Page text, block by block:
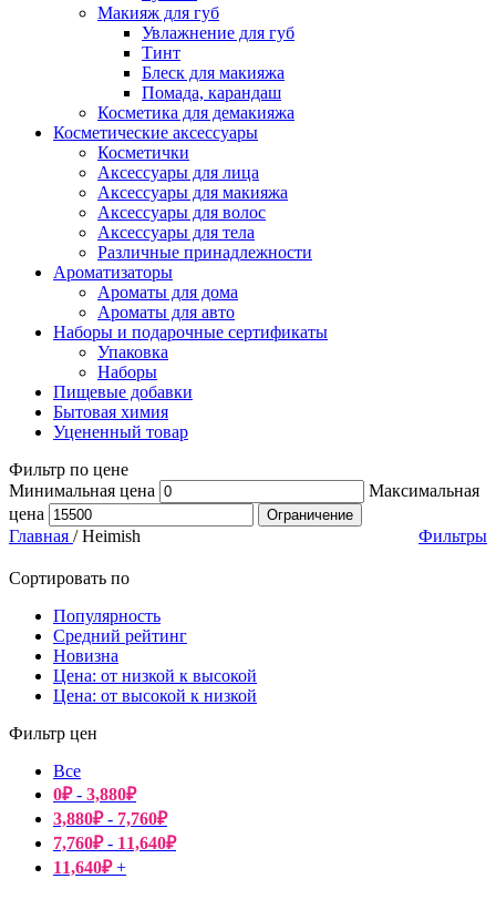
Макияж для губ
Увлажнение для губ
Тинт
Блеск для макияжа
Помада, карандаш
Косметика для демакияжа
Косметические аксессуары
Косметички
Аксессуары для лица
Аксессуары для макияжа
Аксессуары для волос
Аксессуары для тела
Различные принадлежности
Ароматизаторы
Ароматы для дома
Ароматы для авто
Наборы и подарочные сертификаты
Упаковка
Наборы
Пищевые добавки
Бытовая химия
Уцененный товар
Фильтр по цене
Минимальная цена
Максимальная
цена
Ограничение
Главная / Heimish Фильтры
Сортировать по
Популярность
Средний рейтинг
Новизна
Цена: от низкой к высокой
Цена: от высокой к низкой
Фильтр цен
Все
0₽- 3,880₽
3,880₽- 7,760₽
7,760₽- 11,640₽
11,640₽+